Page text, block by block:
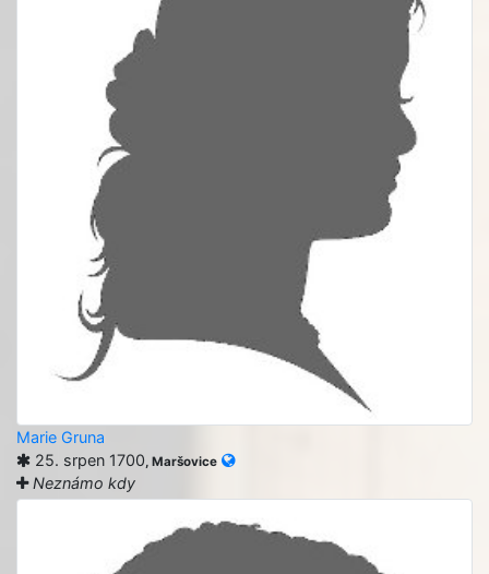
Marie Gruna
25. srpen 1700, Maršovice
Neznámo kdy